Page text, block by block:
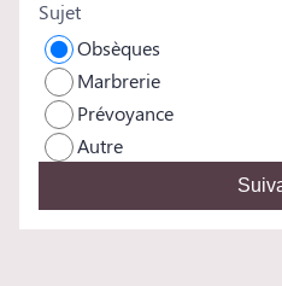
Sujet
Obsèques
Marbrerie
Prévoyance
Autre